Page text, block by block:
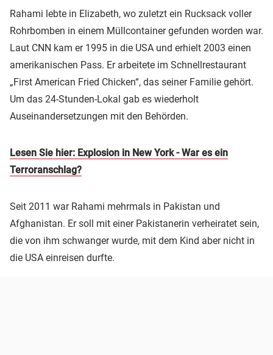
Rahami lebte in Elizabeth, wo zuletzt ein Rucksack voller
Rohrbomben in einem Müllcontainer gefunden worden war.
Laut CNN kam er 1995 in die USA und erhielt 2003 einen
amerikanischen Pass. Er arbeitete im Schnellrestaurant
„First American Fried Chicken“, das seiner Familie gehört.
Um das 24-Stunden-Lokal gab es wiederholt
Auseinandersetzungen mit den Behörden.
Lesen Sie hier: Explosion in New York - War es ein
Terroranschlag?
Seit 2011 war Rahami mehrmals in Pakistan und
Afghanistan. Er soll mit einer Pakistanerin verheiratet sein,
die von ihm schwanger wurde, mit dem Kind aber nicht in
die USA einreisen durfte.